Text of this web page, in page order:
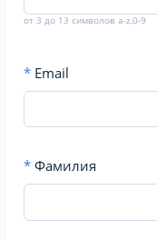
от 3 до 13 символов a-z,0-9
* Email
* Фамилия